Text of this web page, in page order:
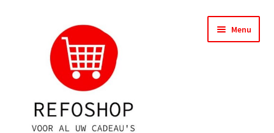
navigatie
Menu